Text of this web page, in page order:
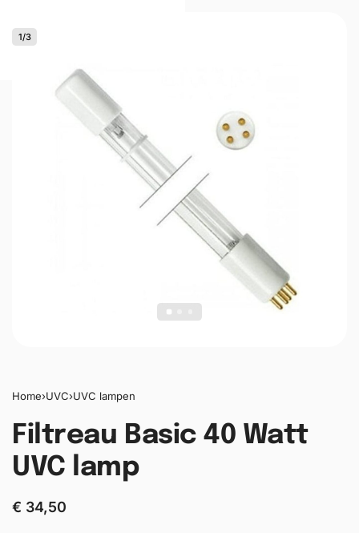
1/3
Home›UVC›UVC lampen
Filtreau Basic 40 Watt
UVC lamp
€ 34,50